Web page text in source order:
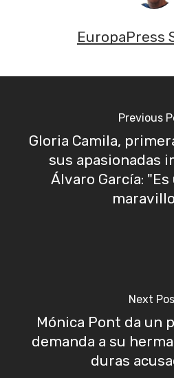
EuropaPress
Previous
Gloria Camila,
sus apasionadas
Álvaro García:
Next
Mónica Pont da un
demanda a su
duras